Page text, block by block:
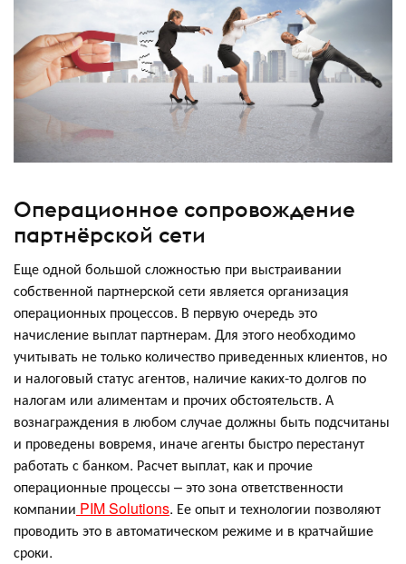
Операционное сопровождение
партнёрской сети
Еще одной большой сложностью при выстраивании
собственной партнерской сети является организация
операционных процессов. В первую очередь это
начисление выплат партнерам. Для этого необходимо
учитывать не только количество приведенных клиентов, но
и налоговый статус агентов, наличие каких-то долгов по
налогам или алиментам и прочих обстоятельств. А
вознаграждения в любом случае должны быть подсчитаны
и проведены вовремя, иначе агенты быстро перестанут
работать с банком. Расчет выплат, как и прочие
операционные процессы – это зона ответственности
компании PIM Solutions. Ее опыт и технологии позволяют
проводить это в автоматическом режиме и в кратчайшие
сроки.